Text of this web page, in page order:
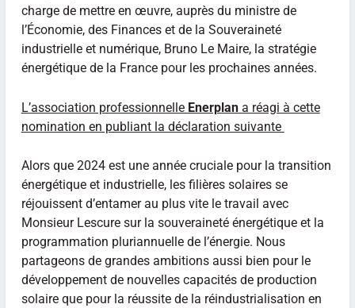
charge de mettre en œuvre, auprès du ministre de
l’Économie, des Finances et de la Souveraineté
industrielle et numérique, Bruno Le Maire, la stratégie
énergétique de la France pour les prochaines années.
L’association professionnelle Enerplana réagi à cette
nomination en publiant la déclaration suivante
Alors que 2024 est une année cruciale pour la transition
énergétique et industrielle, les filières solaires se
réjouissent d’entamer au plus vite le travail avec
Monsieur Lescure sur la souveraineté énergétique et la
programmation pluriannuelle de l’énergie. Nous
partageons de grandes ambitions aussi bien pour le
développement de nouvelles capacités de production
solaire que pour la réussite de la réindustrialisation en